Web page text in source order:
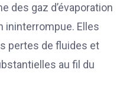
des gaz d’évaporation
ininterrompue. Elles
pertes de fluides et
au fil du